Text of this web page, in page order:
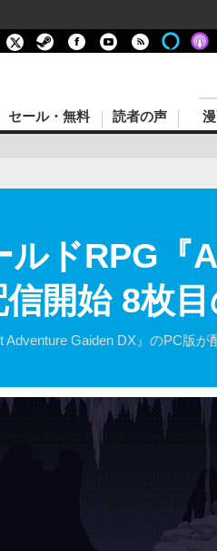
セール・無料 読者の声
ルドRPG
開始 8枚
Gaiden DX』のPC版